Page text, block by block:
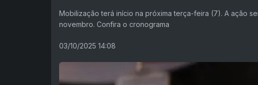
Mobilização terá início na próxima terça-feira (7). A ação
novembro. Confira o cronograma
03/10/2025 14:08